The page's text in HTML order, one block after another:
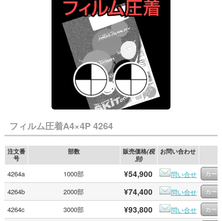
フィルム圧着A4×4P 4264
注文番
号
部数 販売価格(税
別)
お問い合わせ
4264a 1000部 ¥54,900
問い合せ
4264b
2000部 ¥74,400
問い合せ
4264c
3000部 ¥93,800
問い合せ